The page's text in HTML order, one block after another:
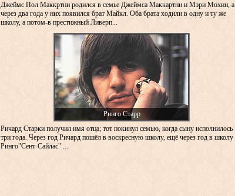
Джеймс Пол Маккртни родился в семье Джеймса Маккартни и Мэри Мохин, а
через два года у них появился брат Майкл. Оба брата ходили в одну и ту же
школу, а потом-в престижный Ливерп...
Ринго Старр
Ричард Старки получил имя отца; тот покинул семью, когда сыну исполнилось
три года. Через год Ричард пошёл в воскресную школу, ещё через год в школу
Ринго"Сент-Сайлас" ...